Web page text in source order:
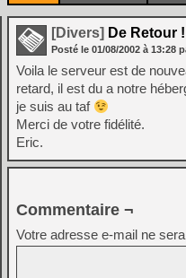
[Divers] De Retour !
Posté le 01/08/2002 à 13:28
Voila le serveur est de
retard, il est du a notre
je suis au taf
Merci de votre fidélité.
Eric.
Commentaire ¬
Votre adresse e-mail ne